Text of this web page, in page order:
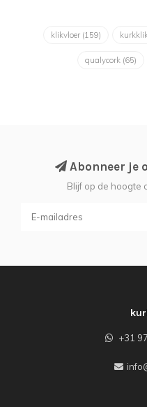
klikvloer (159)
qualycork (65)
Abonneer je
Blijf op de hoogte
+31